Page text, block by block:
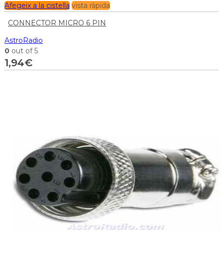
Afegeix a la cistella vista ràpida
CONNECTOR MICRO 6 PIN
AstroRadio
0 out of 5
1,94€